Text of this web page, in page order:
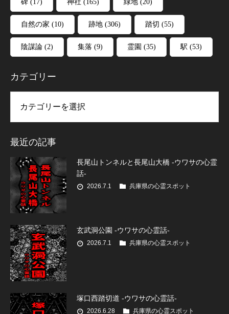
碑 (17) 神社 (165) 緑地 (20)
自然の家 (10) 跡地 (306) 踏切 (55)
陰謀論 (2) 集落 (9) 霊園 (35) 駅 (53)
カテゴリー
最近の記事
長尾山トンネルと長尾山大橋 -ウワサの心霊
話-
2026.7.1 兵庫県の心霊スポット
玄武洞公園 -ウワサの心霊話-
2026.7.1 兵庫県の心霊スポット
塚口西踏切道 -ウワサの心霊話-
2026.6.28 兵庫県の心霊スポット